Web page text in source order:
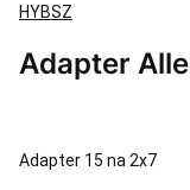
HYBSZ
Adapter
Adapter 15 na 2x7